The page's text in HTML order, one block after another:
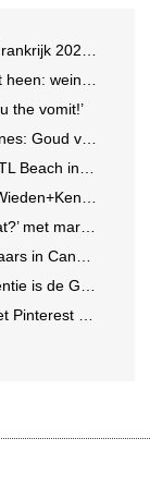
of the Year
in drukbezocht Cannes
the vomit!’
campagne
in Cannes
LEGO-campagne
Andrew Tindall
Zilver voor GUT
is de GOAT'
om in iets tastbaars